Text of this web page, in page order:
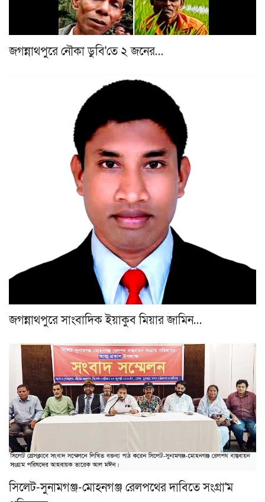
জগন্নাথপুরে নৌকা ডুবি'তে ২ জনের…
জগন্নাথপুরে সাংবাদিক ইয়াকুব মিয়ার জামিন…
সিলেট-সুনামগঞ্জ-মোহনগঞ্জ রেলপথের দাবিতে সংগ্রা'ম